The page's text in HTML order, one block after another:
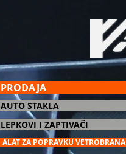
ALAT ZA POPRAVKU VETROBRANA
PRODAJA
LEPKOVI I ZAPTIVAČI
AUTO STAKLA